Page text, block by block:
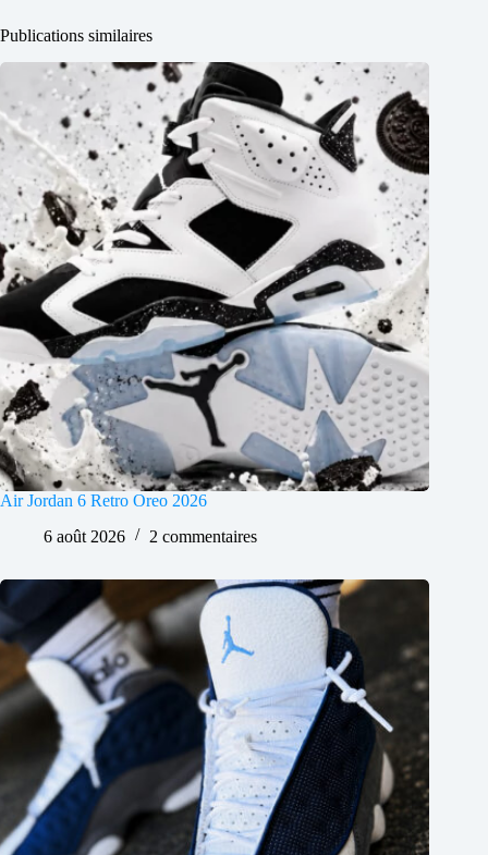
Publications similaires
Air Jordan 6 Retro Oreo 2026
6 août 2026
2 commentaires